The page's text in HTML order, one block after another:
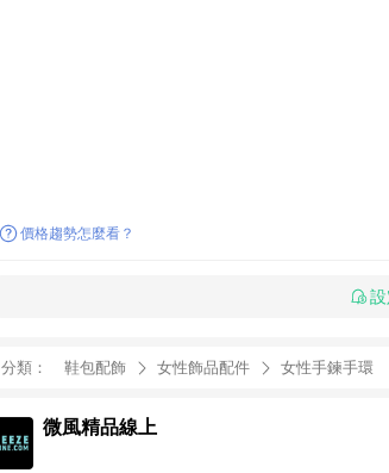
價格趨勢怎麼看？
分類： 鞋包配飾 女性飾品配件 女性手鍊手環
微風精品線上